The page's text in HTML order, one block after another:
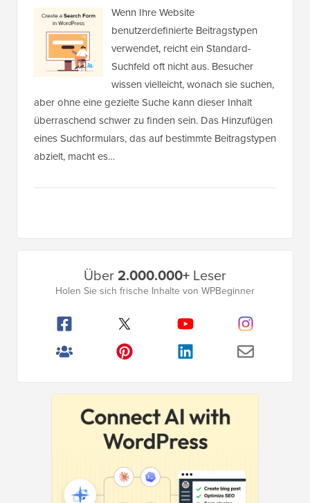
Wenn Ihre Website
benutzerdefinierte Beitragstypen
verwendet, reicht ein Standard-
Suchfeld oft nicht aus. Besucher
wissen vielleicht, wonach sie suchen,
aber ohne eine gezielte Suche kann dieser Inhalt
überraschend schwer zu finden sein. Das Hinzufügen
eines Suchformulars, das auf bestimmte Beitragstypen
abzielt, macht es…
Seitenleistenmenü
Über2.000.000+ Leser
Holen Sie sich frische Inhalte von WPBeginner